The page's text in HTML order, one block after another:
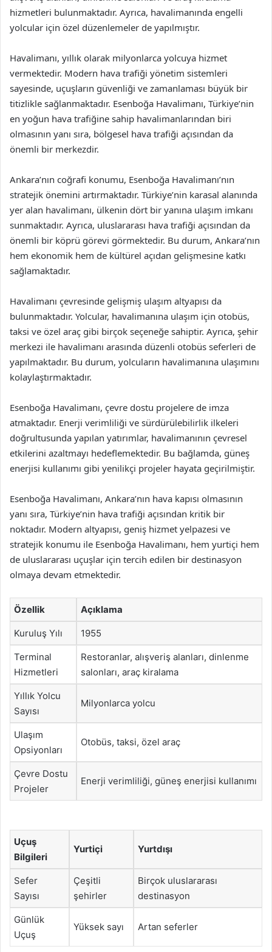
hizmetleri bulunmaktadır. Ayrıca, havalimanında engelli
yolcular için özel düzenlemeler de yapılmıştır.
Havalimanı, yıllık olarak milyonlarca yolcuya hizmet
vermektedir. Modern hava trafiği yönetim sistemleri
sayesinde, uçuşların güvenliği ve zamanlaması büyük bir
titizlikle sağlanmaktadır. Esenboğa Havalimanı, Türkiye’nin
en yoğun hava trafiğine sahip havalimanlarından biri
olmasının yanı sıra, bölgesel hava trafiği açısından da
önemli bir merkezdir.
Ankara’nın coğrafi konumu, Esenboğa Havalimanı’nın
stratejik önemini artırmaktadır. Türkiye’nin karasal alanında
yer alan havalimanı, ülkenin dört bir yanına ulaşım imkanı
sunmaktadır. Ayrıca, uluslararası hava trafiği açısından da
önemli bir köprü görevi görmektedir. Bu durum, Ankara’nın
hem ekonomik hem de kültürel açıdan gelişmesine katkı
sağlamaktadır.
Havalimanı çevresinde gelişmiş ulaşım altyapısı da
bulunmaktadır. Yolcular, havalimanına ulaşım için otobüs,
taksi ve özel araç gibi birçok seçeneğe sahiptir. Ayrıca, şehir
merkezi ile havalimanı arasında düzenli otobüs seferleri de
yapılmaktadır. Bu durum, yolcuların havalimanına ulaşımını
kolaylaştırmaktadır.
Esenboğa Havalimanı, çevre dostu projelere de imza
atmaktadır. Enerji verimliliği ve sürdürülebilirlik ilkeleri
doğrultusunda yapılan yatırımlar, havalimanının çevresel
etkilerini azaltmayı hedeflemektedir. Bu bağlamda, güneş
enerjisi kullanımı gibi yenilikçi projeler hayata geçirilmiştir.
Esenboğa Havalimanı, Ankara’nın hava kapısı olmasının
yanı sıra, Türkiye’nin hava trafiği açısından kritik bir
noktadır. Modern altyapısı, geniş hizmet yelpazesi ve
stratejik konumu ile Esenboğa Havalimanı, hem yurtiçi hem
de uluslararası uçuşlar için tercih edilen bir destinasyon
olmaya devam etmektedir.
Özellik Açıklama
Kuruluş Yılı 1955
Terminal
Hizmetleri
Restoranlar, alışveriş alanları, dinlenme
salonları, araç kiralama
Yıllık Yolcu
Sayısı
Milyonlarca yolcu
Ulaşım
Opsiyonları
Otobüs, taksi, özel araç
Çevre Dostu
Projeler
Enerji verimliliği, güneş enerjisi kullanımı
Uçuş
Bilgileri
Yurtiçi Yurtdışı
Sefer
Sayısı
Çeşitli
şehirler
Birçok uluslararası
destinasyon
Günlük
Uçuş
Yüksek sayı Artan seferler